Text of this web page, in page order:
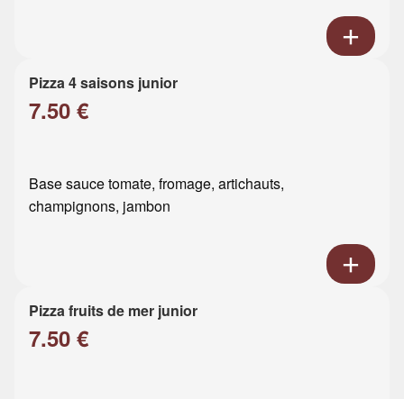
Pizza 4 saisons junior
7.50 €
Base sauce tomate, fromage, artichauts,
champignons, jambon
Pizza fruits de mer junior
7.50 €